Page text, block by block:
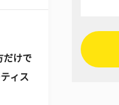
だけで
ィス